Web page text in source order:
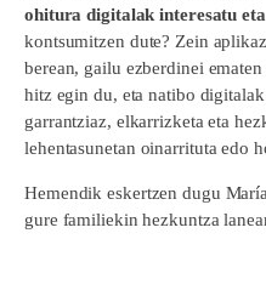
ohitura digitalak interesatu
kontsumitzen dute? Zein
berean, gailu ezberdinei
hitz egin du, eta natibo
garrantziaz, elkarrizketa eta
lehentasunetan oinarrituta edo
Hemendik eskertzen dugu
gure familiekin hezkuntza